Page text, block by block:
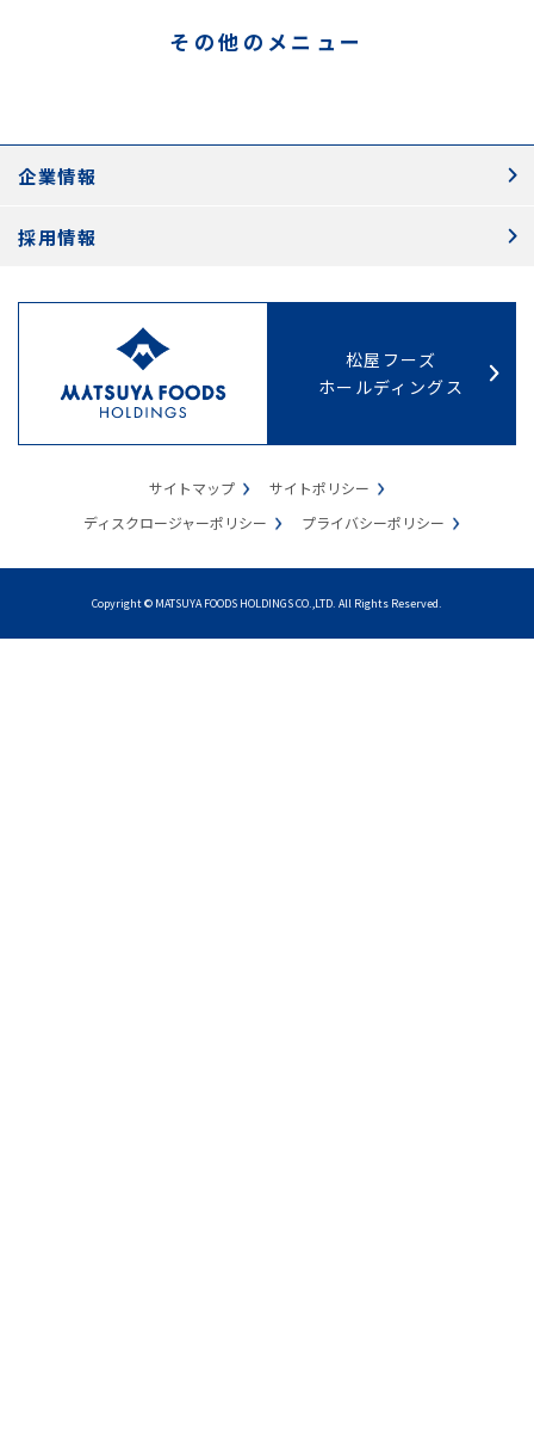
その他のメニュー
企業情報
採用情報
松屋フーズ
ホールディングス
サイトマップ
サイトポリシー
ディスクロージャーポリシー
プライバシーポリシー
Copyright © MATSUYA FOODS HOLDINGS CO.,LTD. All Rights Reserved.